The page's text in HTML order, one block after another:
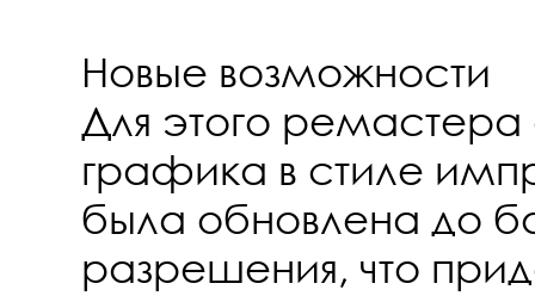
Новые возможности
Для этого ремастера
графика в стиле
была обновлена до
разрешения, что